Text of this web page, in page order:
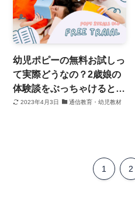
幼児ポピーの無料お試しっ
て実際どうなの？2歳娘の
体験談をぶっちゃけると…
2023年4月3日 通信教育・幼児教材
1 2